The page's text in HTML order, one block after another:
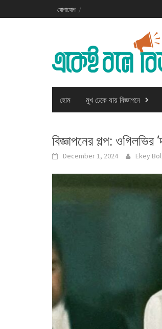
to
যোগাযোগ
হোম মুখ ঢেকে যায় বিজ্ঞাপনে
বিজ্ঞাপনের গল্প: ওগিলভির
December 1, 2024 Ekey